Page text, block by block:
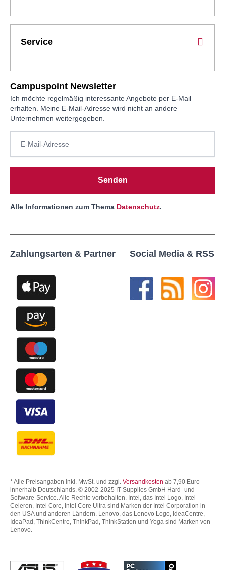
Service
Campuspoint Newsletter
Ich möchte regelmäßig interessante Angebote per E-Mail
erhalten. Meine E-Mail-Adresse wird nicht an andere
Unternehmen weitergegeben.
Senden
Alle Informationen zum Thema Datenschutz.
Zahlungsarten & Partner Social Media & RSS
* Alle Preisangaben inkl. MwSt. und zzgl. Versandkosten ab 7,90 Euro
innerhalb Deutschlands. © 2002-2025 IT Supplies GmbH Hard- und
Software-Service. Alle Rechte vorbehalten. Intel, das Intel Logo, Intel
Celeron, Intel Core, Intel Core Ultra sind Marken der Intel Corporation in
den USA und anderen Ländern. Lenovo, das Lenovo Logo, IdeaCentre,
IdeaPad, ThinkCentre, ThinkPad, ThinkStation und Yoga sind Marken von
Lenovo.